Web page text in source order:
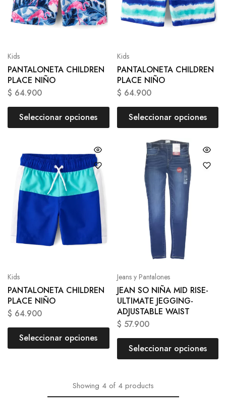
Kids
PANTALONETA CHILDREN
PLACE NIÑO
$ 64.900
Seleccionar opciones
Kids
PANTALONETA CHILDREN
PLACE NIÑO
$ 64.900
Seleccionar opciones
Kids
PANTALONETA CHILDREN
PLACE NIÑO
$ 64.900
Seleccionar opciones
Jeans y Pantalones
JEAN SO NIÑA MID RISE-
ULTIMATE JEGGING-
ADJUSTABLE WAIST
$ 57.900
Seleccionar opciones
Showing 4 of 4 products